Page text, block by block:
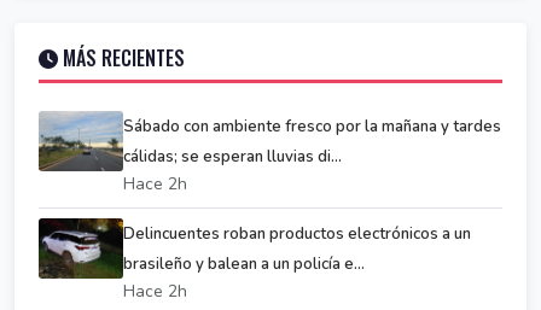
MÁS RECIENTES
Sábado con ambiente fresco por la mañana y tardes
cálidas; se esperan lluvias di...
Hace 2h
Delincuentes roban productos electrónicos a un
brasileño y balean a un policía e...
Hace 2h